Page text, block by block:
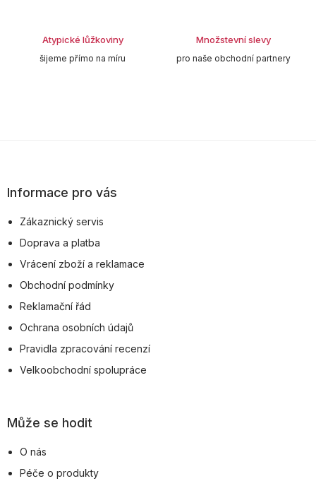
Atypické lůžkoviny
šijeme přímo na míru
Množstevní slevy
pro naše obchodní partnery
pInformace pro vás
Zákaznický servis
Doprava a platba
Vrácení zboží a reklamace
Obchodní podmínky
Reklamační řád
Ochrana osobních údajů
Pravidla zpracování recenzí
Velkoobchodní spolupráce
Může se hodit
O nás
Péče o produkty